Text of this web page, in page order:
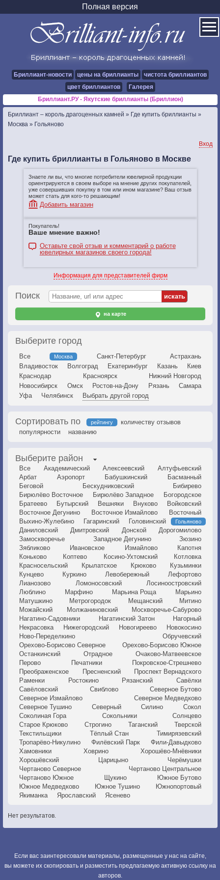
Полная версия
Бриллиант-новости цены на бриллианты
чистота бриллиантов
цвет бриллиантов
Галерея
Бриллиант.РУ - Якутские бриллианты (Бриллион)
Бриллиант – король драгоценных камней » Где купить бриллианты »
Москва » Гольяново
Вход
Где купить бриллианты в Гольяново в Москве
Знаете ли вы, что многие потребители ювелирной продукции
ориентрируются в своем выборе на мнение других покупателей,
уже совершивших покупку в том или ином магазине? Ваш отзыв
может стать для кого-то решающим!
Добавить магазин
Покупатель!
Ваше мнение важно!
Оставьте свой отзыв и комментарий о работе
ювелирных магазинов своего города!
Информация для представителей фирм
Поиск
на карте
Выберите город
Все Москва Санкт-Петербург
Астрахань
Владивосток
Волгоград Екатеринбург Казань
Киев
Краснодар
Красноярск
Нижний Новгород
Новосибирск
Омск Ростов-на-Дону Рязань
Самара
Уфа
Челябинск Выбрать другой город
Сортировать по рейтингу
количеству отзывов
популярности
названию
Выберите район
Все Академический Алексеевский
Алтуфьевский
Арбат
Аэропорт Бабушкинский
Басманный
Беговой
Бескудниковский
Бибирево
Бирюлёво Восточное
Бирюлёво Западное
Богородское
Братеево
Бутырский Вешняки Внуково
Войковский
Восточное Дегунино
Восточное Измайлово
Восточный
Выхино-Жулебино
Гагаринский Головинский Гольяново
Даниловский Дмитровский Донской
Дорогомилово
Замоскворечье
Западное Дегунино
Зюзино
Зябликово
Ивановское Измайлово
Капотня
Коньково
Коптево Косино-Ухтомский
Котловка
Красносельский
Крылатское Крюково
Кузьминки
Кунцево
Куркино Левобережный
Лефортово
Лианозово
Ломоносовский
Лосиноостровский
Люблино
Марфино Марьина Роща
Марьино
Матушкино
Метрогородок Мещанский
Митино
Можайский
Молжаниновский
Москворечье-Сабурово
Нагатино-Садовники
Нагатинский Затон
Нагорный
Некрасовка
Нижегородский Новогиреево
Новокосино
Ново-Переделкино
Обручевский
Орехово-Борисово Северное
Орехово-Борисово Южное
Останкинский
Отрадное
Очаково-Матвеевское
Перово
Печатники
Покровское-Стрешнево
Преображенское
Пресненский
Проспект Вернадского
Раменки
Ростокино Рязанский
Савёлки
Савёловский
Свиблово
Северное Бутово
Северное Измайлово
Северное Медведково
Северное Тушино
Северный Силино
Сокол
Соколиная Гора
Сокольники
Солнцево
Старое Крюково
Строгино Таганский
Тверской
Текстильщики
Тёплый Стан
Тимирязевский
Тропарёво-Никулино
Филёвский Парк
Фили-Давыдково
Хамовники
Ховрино
Хорошёво-Мнёвники
Хорошёвский
Царицыно
Черёмушки
Чертаново Северное
Чертаново Центральное
Чертаново Южное
Щукино
Южное Бутово
Южное Медведково
Южное Тушино
Южнопортовый
Якиманка
Ярославский Ясенево
Нет результатов.
Если вас заинтересовали материалы, размещенные у нас на сайте,
вы можете их скопировать и разместить предлагаемую активную ссылку на
авторов.